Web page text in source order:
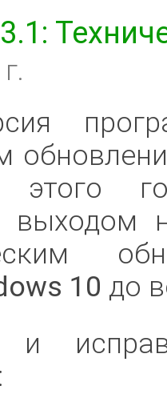
выходом
10 до
и